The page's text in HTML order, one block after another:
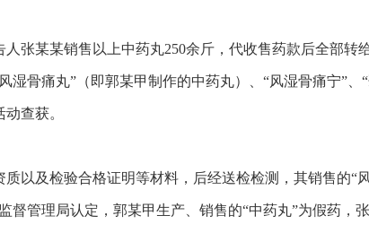
某某销售以上中药丸250余斤，代收售药款后全部转
湿骨痛丸”（即郭某甲制作的中药丸）、“风湿骨痛宁”
查获。
及检验合格证明等材料，后经送检检测，其销售的“
督管理局认定，郭某甲生产、销售的“中药丸”为假药，